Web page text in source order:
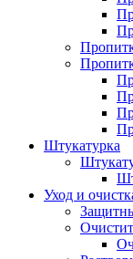
Штукатурка
Уход и